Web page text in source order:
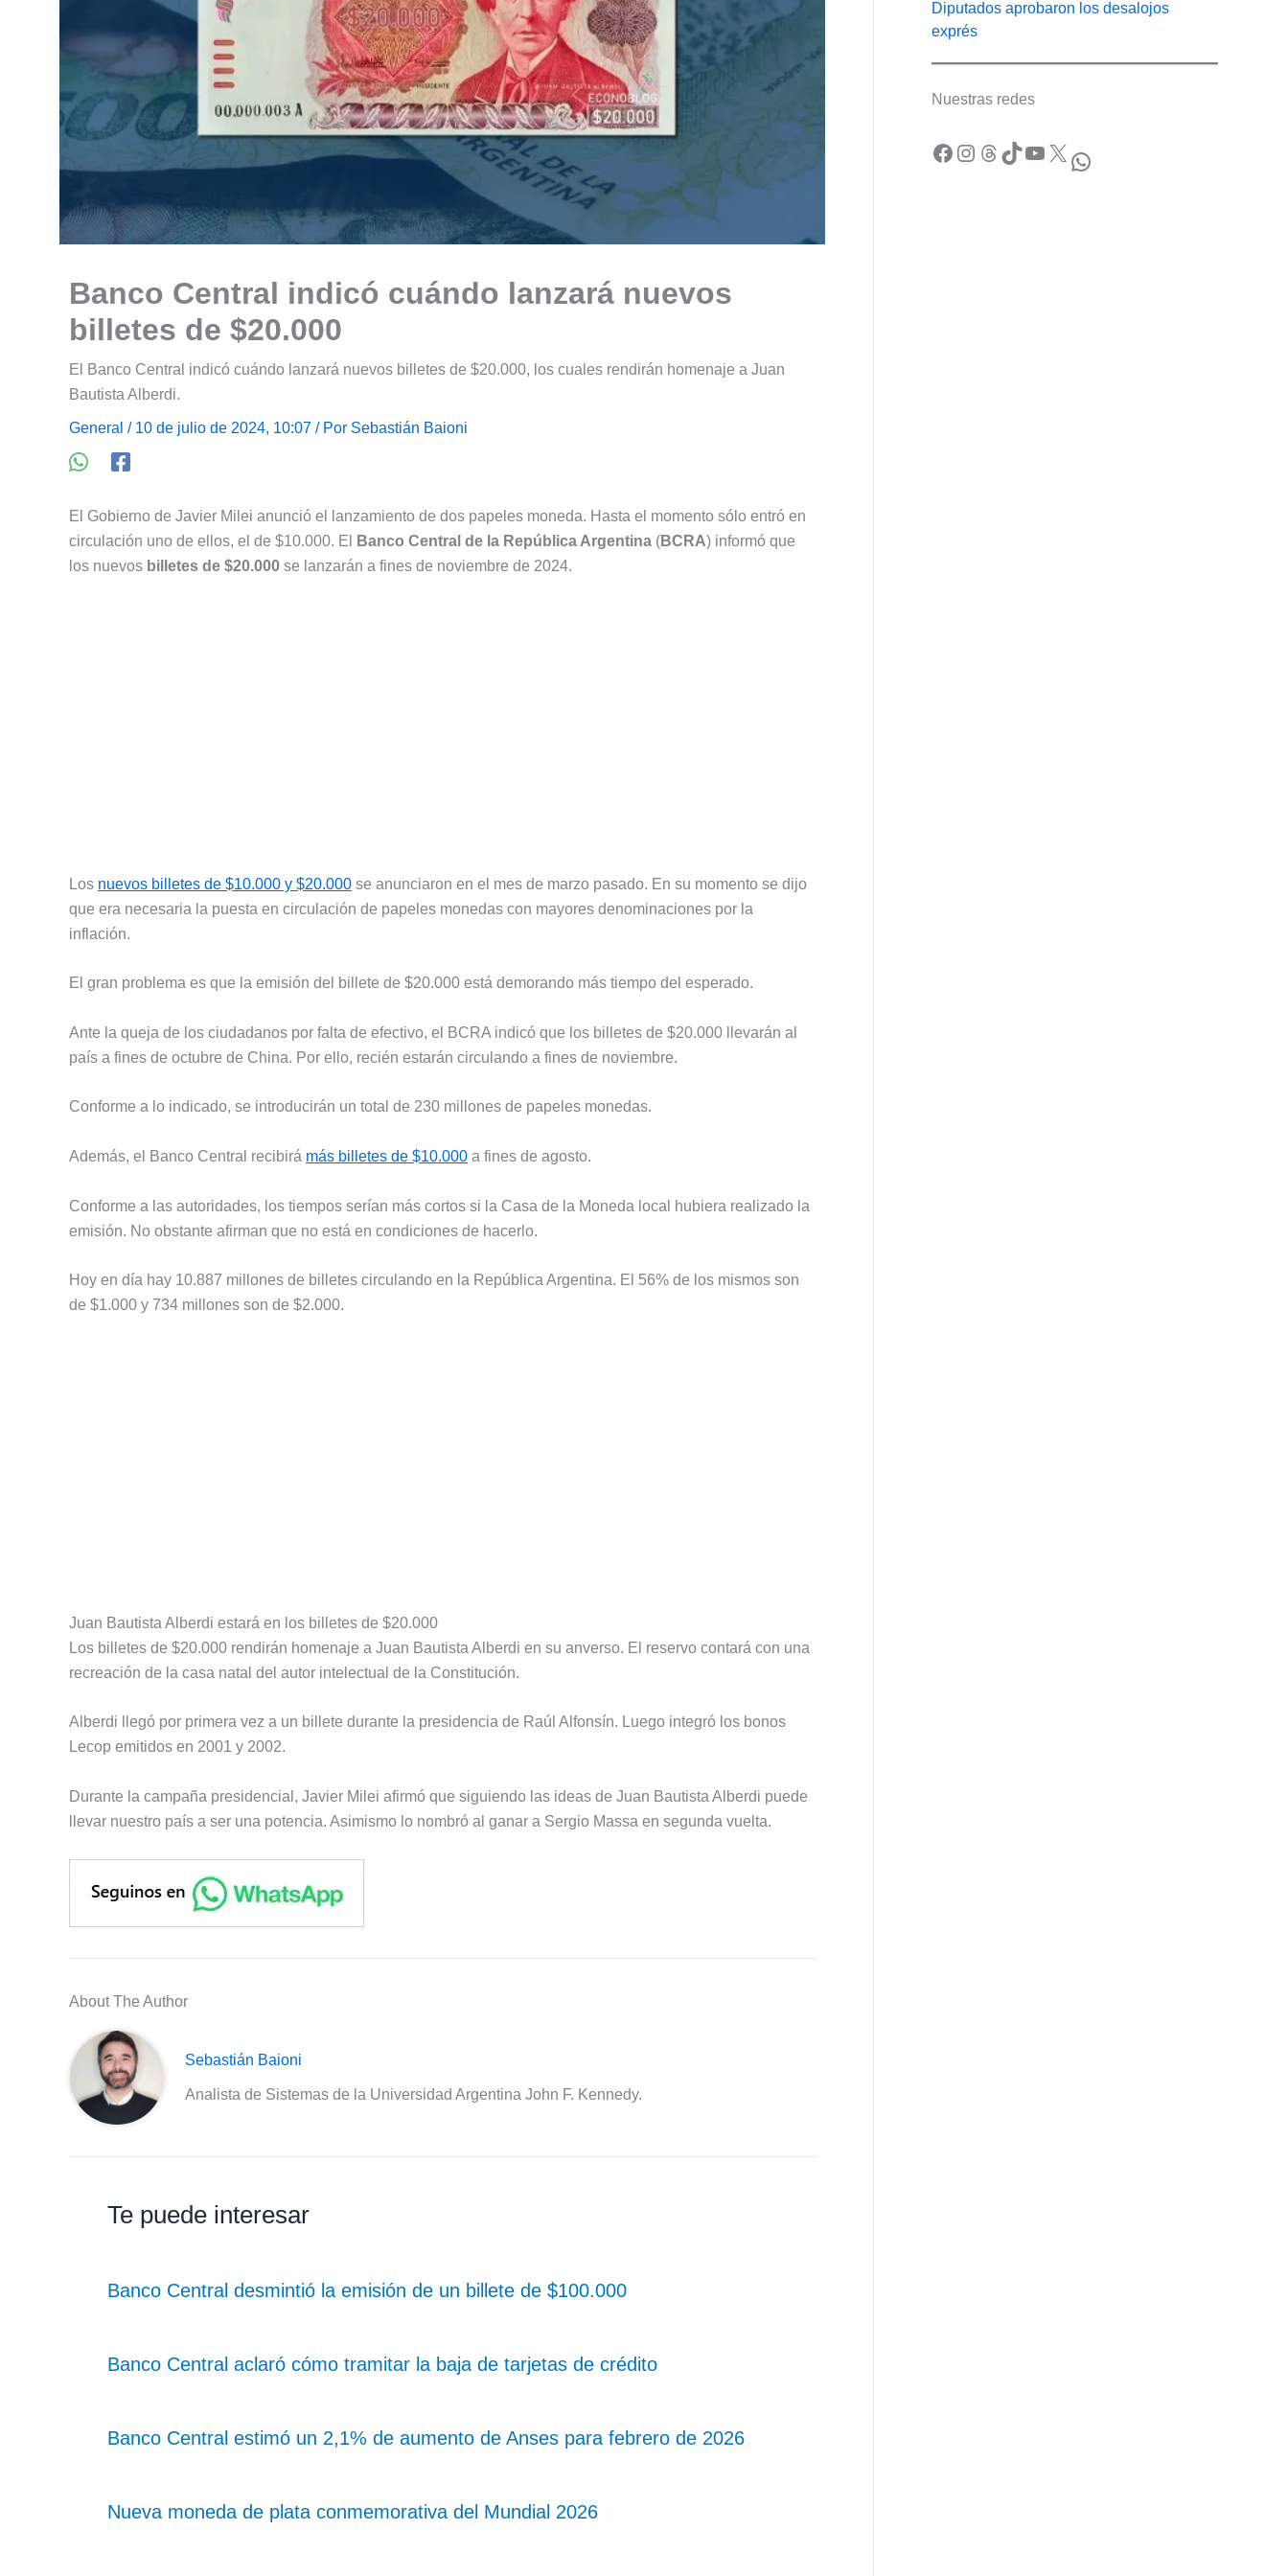
Banco Central indicó cuándo lanzará nuevos
billetes de $20.000
El Banco Central indicó cuándo lanzará nuevos billetes de $20.000, los cuales rendirán homenaje a Juan
Bautista Alberdi.
General / 10 de julio de 2024, 10:07 / Por Sebastián Baioni
El Gobierno de Javier Milei anunció el lanzamiento de dos papeles moneda. Hasta el momento sólo entró en
circulación uno de ellos, el de $10.000. El
Banco Central de la República Argentina (BCRA) informó que
los nuevos billetes de $20.000 se lanzarán a fines de noviembre de 2024.
Los nuevos billetes de $10.000 y $20.000 se anunciaron en el mes de marzo pasado. En su momento se dijo
que era necesaria la puesta en circulación de papeles monedas con mayores denominaciones por la
inflación.
El gran problema es que la emisión del billete de $20.000 está demorando más tiempo del esperado.
Ante la queja de los ciudadanos por falta de efectivo, el BCRA indicó que los billetes de $20.000 llevarán al
país a fines de octubre de China. Por ello, recién estarán circulando a fines de noviembre.
Conforme a lo indicado, se introducirán un total de 230 millones de papeles monedas.
Además, el Banco Central recibirá más billetes de $10.000 a fines de agosto.
Conforme a las autoridades, los tiempos serían más cortos si la Casa de la Moneda local hubiera realizado la
emisión. No obstante afirman que no está en condiciones de hacerlo.
Hoy en día hay 10.887 millones de billetes circulando en la República Argentina. El 56% de los mismos son
de $1.000 y 734 millones son de $2.000.
Juan Bautista Alberdi estará en los billetes de $20.000
Los billetes de $20.000 rendirán homenaje a Juan Bautista Alberdi en su anverso. El reservo contará con una
recreación de la casa natal del autor intelectual de la Constitución.
Alberdi llegó por primera vez a un billete durante la presidencia de Raúl Alfonsín. Luego integró los bonos
Lecop emitidos en 2001 y 2002.
Durante la campaña presidencial, Javier Milei afirmó que siguiendo las ideas de Juan Bautista Alberdi puede
llevar nuestro país a ser una potencia. Asimismo lo nombró al ganar a Sergio Massa en segunda vuelta.
About The Author
Sebastián Baioni
Analista de Sistemas de la Universidad Argentina John F. Kennedy.
Te puede interesar
Banco Central desmintió la emisión de un billete de $100.000
Banco Central aclaró cómo tramitar la baja de tarjetas de crédito
Banco Central estimó un 2,1% de aumento de Anses para febrero de 2026
Nueva moneda de plata conmemorativa del Mundial 2026
Diputados aprobaron los desalojos
exprés
Nuestras redes
Facebook Instagram Threads TikTok YouTube X WhatsApp